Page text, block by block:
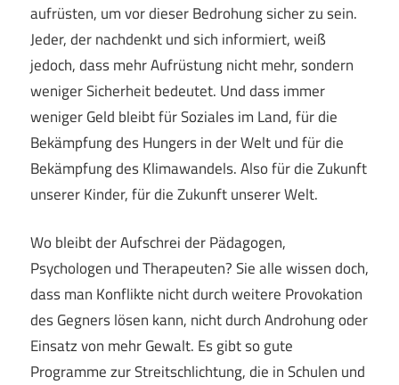
aufrüsten, um vor dieser Bedrohung sicher zu sein.
Jeder, der nachdenkt und sich informiert, weiß
jedoch, dass mehr Aufrüstung nicht mehr, sondern
weniger Sicherheit bedeutet. Und dass immer
weniger Geld bleibt für Soziales im Land, für die
Bekämpfung des Hungers in der Welt und für die
Bekämpfung des Klimawandels. Also für die Zukunft
unserer Kinder, für die Zukunft unserer Welt.
Wo bleibt der Aufschrei der Pädagogen,
Psychologen und Therapeuten? Sie alle wissen doch,
dass man Konflikte nicht durch weitere Provokation
des Gegners lösen kann, nicht durch Androhung oder
Einsatz von mehr Gewalt. Es gibt so gute
Programme zur Streitschlichtung, die in Schulen und